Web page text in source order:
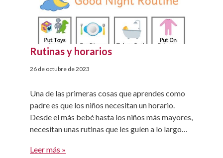
Rutinas y horarios
26 de octubre de 2023
Una de las primeras cosas que aprendes como
padre es que los niños necesitan un horario.
Desde el más bebé hasta los niños más mayores,
necesitan unas rutinas que les guíen a lo largo
seguridad y hace que vayan más tranquilos, que
Leer más »